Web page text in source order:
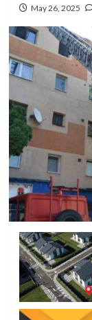
May 26, 2025